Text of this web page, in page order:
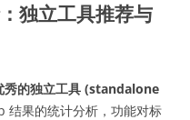
独立工具推荐与
秀的独立工具 (standalone
结果的统计分析，功能对标